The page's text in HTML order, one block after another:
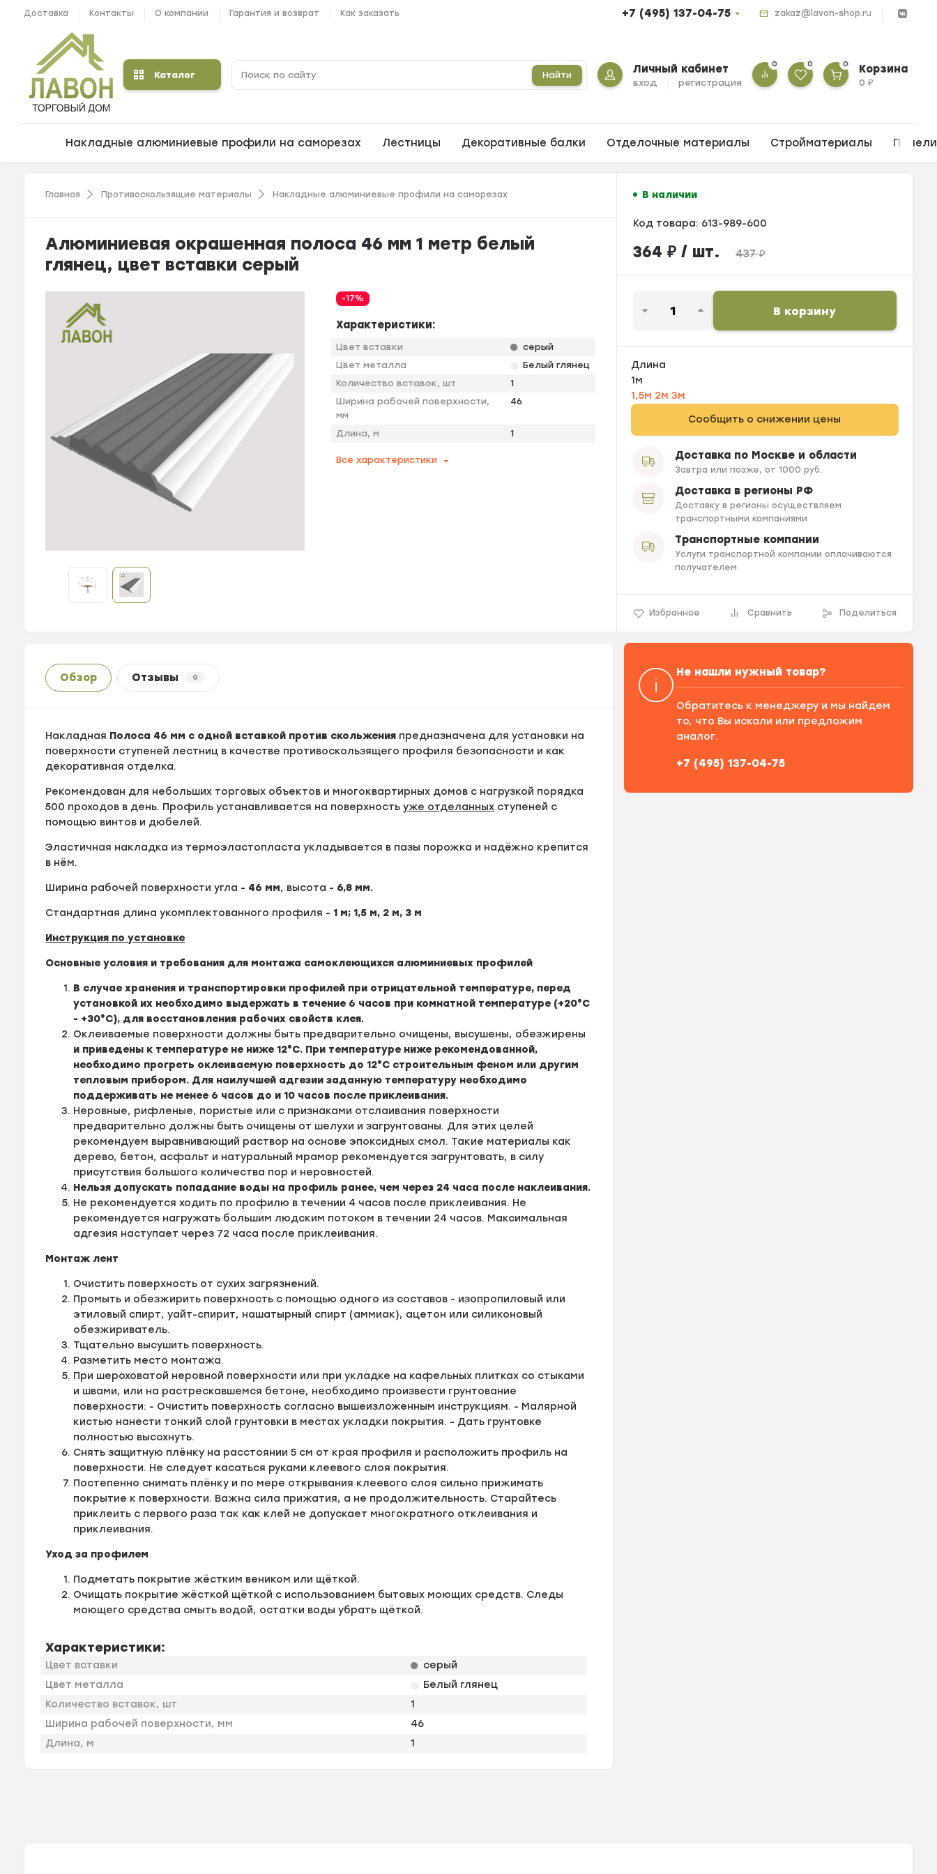
Доставка Контакты О компании Гарантия и возврат Как заказать +7 (495) 137-04-75 zakaz@lavon-shop.ru
Каталог Найти Личный кабинет
вход регистрация
0 0 0 Корзина
0₽
Накладные алюминиевые профили на саморезах Лестницы Декоративные балки Отделочные материалы Стройматериалы
Главная Противоскользящие материалы Накладные алюминиевые профили на саморезах
Алюминиевая окрашенная полоса 46 мм 1 метр белый
глянец, цвет вставки серый
-17%
Характеристики:
Цвет вставки
серый
Цвет металла
Белый глянец
Количество вставок, шт
1
Ширина рабочей поверхности,
мм
46
Длина, м 1
Все характеристики
В наличии
Код товара: 613-989-600
364 ₽/ шт. 437₽
В корзину
Длина
1м
1,5м 2м3м
Сообщить о снижении цены
Доставка по Москве и области
Завтра или позже, от 1000 руб.
Доставка в регионы РФ
Доставку в регионы осуществляем
транспортными компаниями
Транспортные компании
Услуги транспортной компании оплачиваются
получателем
Избранное Сравнить Поделиться
Обзор Отзывы 0
Накладная Полоса 46 мм с одной вставкой против скольжения предназначена для установки на
поверхности ступеней лестниц в качестве противоскользящего профиля безопасности и как
декоративная отделка.
Рекомендован для небольших торговых объектов и многоквартирных домов с нагрузкой порядка
500 проходов в день. Профиль устанавливается на поверхностьуже отделанных ступеней с
помощью винтов и дюбелей.
Эластичная накладка из термоэластопласта укладывается в пазы порожка и надёжно крепится
в нём.
Ширина рабочей поверхности угла - 46 мм, высота - 6,8 мм.
Стандартная длина укомплектованного профиля - 1 м; 1,5 м, 2 м, 3 м
Инструкция по установке
Основные условия и требования для монтажа самоклеющихся алюминиевых профилей
В случае хранения и транспортировки профилей при отрицательной температуре, перед
установкой их необходимо выдержать в течение 6 часов при комнатной температуре (+20°C
- +30°С), для восстановления рабочих свойств клея.
Оклеиваемые поверхности должны быть предварительно очищены, высушены, обезжирены
и приведены к температуре не ниже 12°С. При температуре ниже рекомендованной,
необходимо прогреть оклеиваемую поверхность до 12°С строительным феном или другим
тепловым прибором. Для наилучшей адгезии заданную температуру необходимо
поддерживать не менее 6 часов до и 10 часов после приклеивания.
Неровные, рифленые, пористые или с признаками отслаивания поверхности
предварительно должны быть очищены от шелухи и загрунтованы. Для этих целей
рекомендуем выравнивающий раствор на основе эпоксидных смол. Такие материалы как
дерево, бетон, асфальт и натуральный мрамор рекомендуется загрунтовать, в силу
присутствия большого количества пор и неровностей.
Нельзя допускать попадание воды на профиль ранее, чем через 24 часа после наклеивания.
Не рекомендуется ходить по профилю в течении 4 часов после приклеивания. Не
рекомендуется нагружать большим людским потоком в течении 24 часов. Максимальная
адгезия наступает через 72 часа после приклеивания.
Монтаж лент
Очистить поверхность от сухих загрязнений.
Промыть и обезжирить поверхность с помощью одного из составов - изопропиловый или
этиловый спирт, уайт-спирит, нашатырный спирт (аммиак), ацетон или силиконовый
обезжириватель.
Тщательно высушить поверхность.
Разметить место монтажа.
При шероховатой неровной поверхности или при укладке на кафельных плитках со стыками
и швами, или на растрескавшемся бетоне, необходимо произвести грунтование
поверхности: - Очистить поверхность согласно вышеизложенным инструкциям. - Малярной
кистью нанести тонкий слой грунтовки в местах укладки покрытия. - Дать грунтовке
полностью высохнуть.
Снять защитную плёнку на расстоянии 5 см от края профиля и расположить профиль на
поверхности. Не следует касаться руками клеевого слоя покрытия.
Постепенно снимать плёнку и по мере открывания клеевого слоя сильно прижимать
покрытие к поверхности. Важна сила прижатия, а не продолжительность. Старайтесь
приклеить с первого раза так как клей не допускает многократного отклеивания и
приклеивания.
Уход за профилем
Подметать покрытие жёстким веником или щёткой.
Очищать покрытие жёсткой щёткой с использованием бытовых моющих средств. Следы
моющего средства смыть водой, остатки воды убрать щёткой.
Характеристики:
Цвет вставки
серый
Цвет металла
Белый глянец
Количество вставок, шт
1
Ширина рабочей поверхности, мм
46
Длина, м
1
Не нашли нужный товар?
Обратитесь к менеджеру и мы найдем
то, что Вы искали или предложим
аналог.
+7 (495) 137-04-75